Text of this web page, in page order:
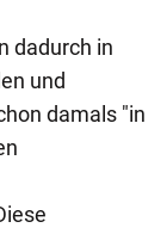
dadurch in
und
damals "in